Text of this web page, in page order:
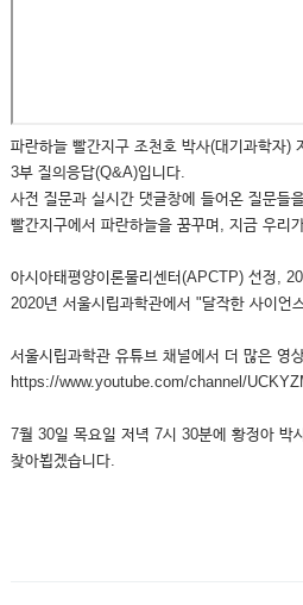
파란하늘 빨간지구 조천호 박사(대기과학자)
3부 질의응답(Q&A)입니다.
사전 질문과 실시간 댓글창에 들어온 질문들
빨간지구에서 파란하늘을 꿈꾸며, 지금 우리
아시아태평양이론물리센터(APCTP) 선정,
2020년 서울시립과학관에서 "달작한 사이언
서울시립과학관 유튜브 채널에서 더 많은 영
https://www.youtube.com/channel/
7월 30일 목요일 저녁 7시 30분에 황정아 박
찾아뵙겠습니다.